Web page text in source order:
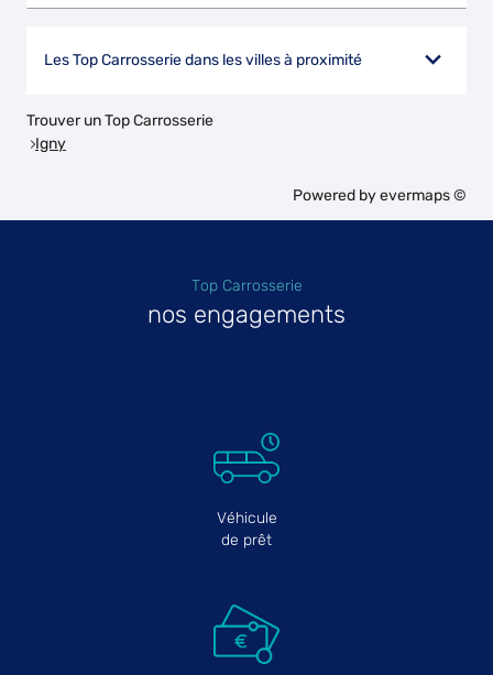
Les Top Carrosserie dans les villes à proximité
Trouver un Top Carrosserie
Igny
Powered byevermaps ©
Top Carrosserie
nos engagements
Véhicule
de prêt